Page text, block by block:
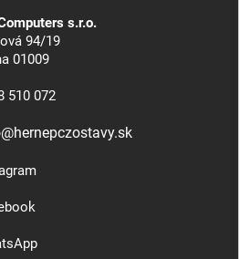
s.r.o.
94/19
01009
510 072